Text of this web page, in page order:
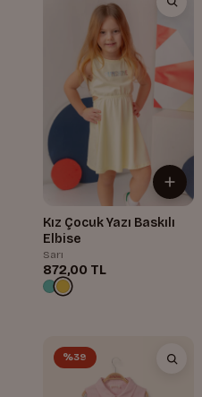
Kız Çocuk Yazı Baskılı
Elbise
Sarı
872,00 TL
%39